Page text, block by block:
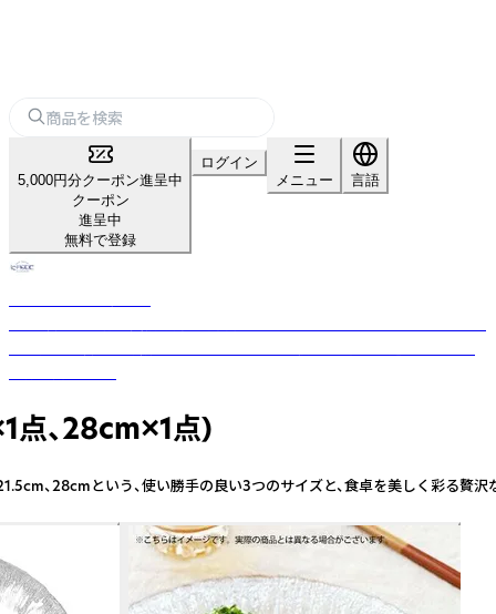
5,000円分クーポン進呈中
クーポン
進呈中
無料で登録
ログイン
メニュー
言語
点、28cm×1点)
、28cmという、使い勝手の良い3つのサイズと、食卓を美し